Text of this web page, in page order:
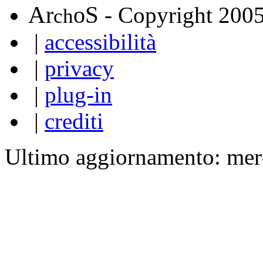
ArchoS - Copyright
| accessibilità
| privacy
| plug-in
| crediti
Ultimo aggiornamento: